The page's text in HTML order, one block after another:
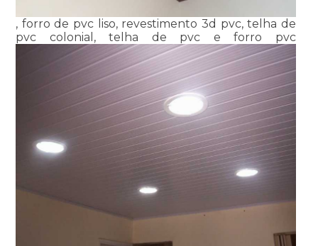
, forro de pvc liso, revestimento 3d pvc, telha de
pvc colonial, telha de pvc e forro pvc